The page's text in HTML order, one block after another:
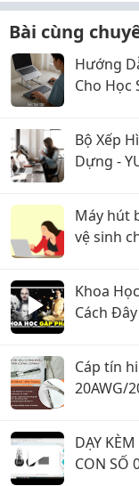
Bài cùng
Hướng
Cho Học
Bộ Xếp
Dựng -
Máy hút
vệ sinh
Khoa
Cách
Cáp tín
20AWG/
DẠY
CON SỐ